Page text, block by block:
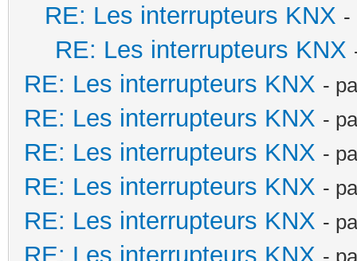
RE: Les interrupteurs KNX -
RE: Les interrupteurs KNX
RE: Les interrupteurs KNX -
RE: Les interrupteurs KNX -
RE: Les interrupteurs KNX -
RE: Les interrupteurs KNX -
RE: Les interrupteurs KNX -
RE: Les interrupteurs KNX -